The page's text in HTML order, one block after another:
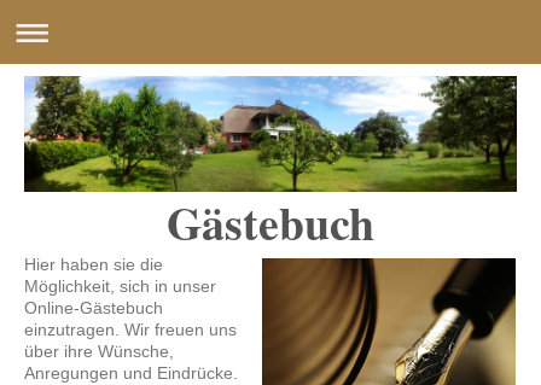
Gästebuch
Hier haben sie die
Möglichkeit, sich in unser
Online-Gästebuch
einzutragen. Wir freuen uns
über ihre Wünsche,
Anregungen und Eindrücke.